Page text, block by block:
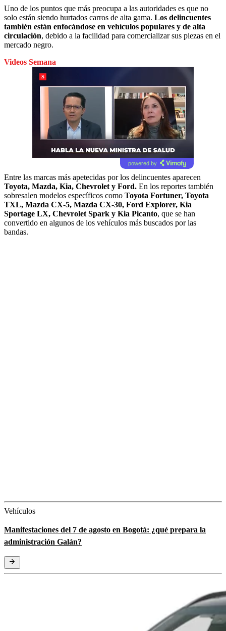
Uno de los puntos que más preocupa a las autoridades es que no
solo están siendo hurtados carros de alta gama. Los delincuentes
también están enfocándose en vehículos populares y de alta
circulación, debido a la facilidad para comercializar sus piezas en el
mercado negro.
Videos Semana
powered by
Entre las marcas más apetecidas por los delincuentes aparecen
Toyota, Mazda, Kia, Chevrolet y Ford. En los reportes también
sobresalen modelos específicos como Toyota Fortuner, Toyota
TXL, Mazda CX-5, Mazda CX-30, Ford Explorer, Kia
Sportage LX, Chevrolet Spark y Kia Picanto, que se han
convertido en algunos de los vehículos más buscados por las
bandas.
Vehículos
Manifestaciones del 7 de agosto en Bogotá: ¿qué prepara la
administración Galán?